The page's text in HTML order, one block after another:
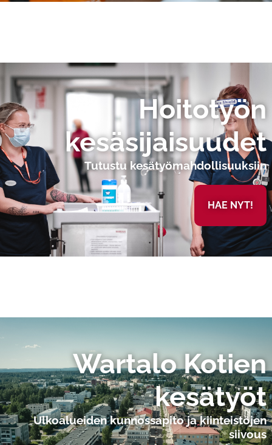
Hoitotyön
kesäsijaisuudet
Tutustu kesätyömahdollisuuksiin
HAE NYT!
Wartalo Kotien
kesätyöt
Ulkoalueiden kunnossapito ja kiinteistöjen
siivous